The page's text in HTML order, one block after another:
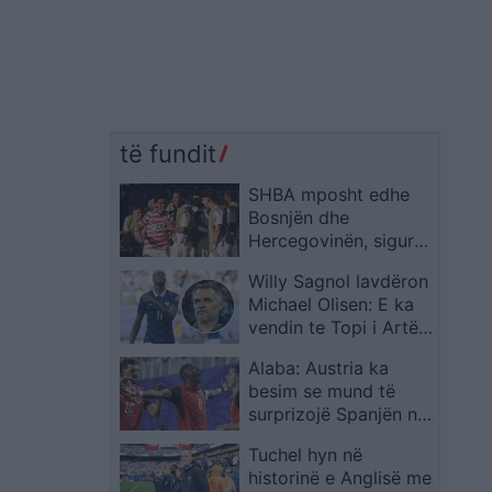
të fundit
SHBA mposht edhe
Bosnjën dhe
Hercegovinën, siguron
finales të Kupës së
Botës
Willy Sagnol lavdëron
Michael Olisen: E ka
vendin te Topi i Artë,
Ronaldon
Alaba: Austria ka
besim se mund të
surprizojë Spanjën në
Tuchel hyn në
historinë e Anglisë me